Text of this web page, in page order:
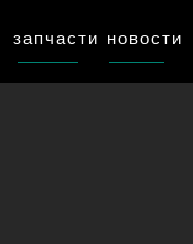
новости
запчасти